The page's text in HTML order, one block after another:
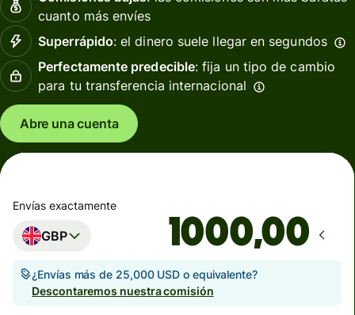
cuanto más envíes
Superrápido: el dinero suele llegar en segundos
Perfectamente predecible: fija un tipo de cambio
para tu transferencia internacional
Abre una cuenta
Envías exactamente
GBP ,00
¿Envías más de 25,000 USD o equivalente?
Descontaremos nuestra comisión